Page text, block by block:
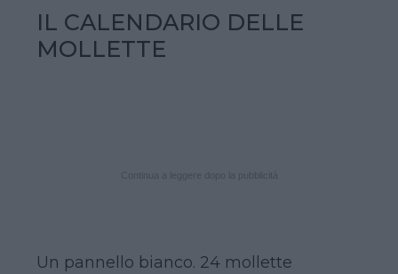
IL CALENDARIO DELLE
MOLLETTE
Un pannello bianco. 24 mollette